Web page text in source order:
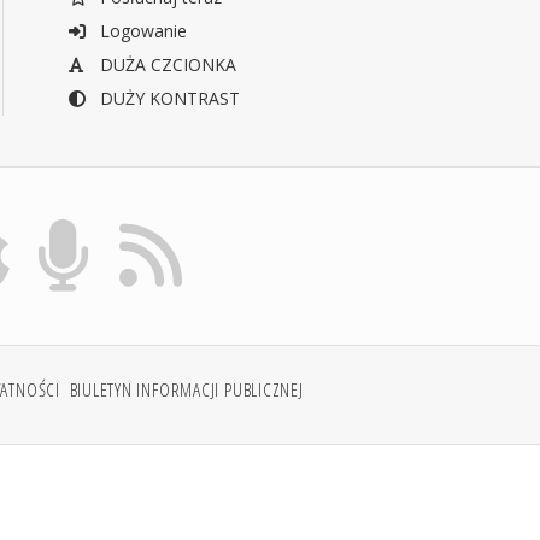
Logowanie
DUŻA CZCIONKA
DUŻY KONTRAST
BIULETYN INFORMACJI PUBLICZNEJ